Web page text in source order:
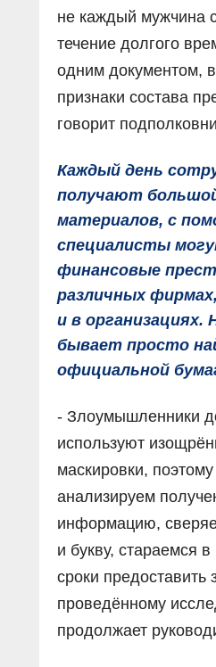
не каждый мужчина
течение долгого
одним документом,
признаки состава
говорит
Каждый день
получают
материалов, с
специалисты
финансовые
различных
и в организациях.
бывает просто
официальной
- Злоумышленники
используют
маскировки,
анализируем
информацию,
и букву, стараемся
сроки предоставить
проведённому
продолжает